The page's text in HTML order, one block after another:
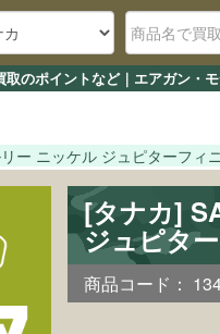
のポイントなど｜エアガン・
ー ニッケル ジュピターフィ
[タナカ]
ジュピタ
商品コード：